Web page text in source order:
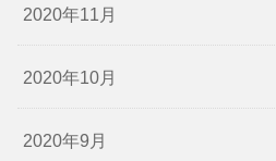
2020年11月
2020年10月
2020年9月